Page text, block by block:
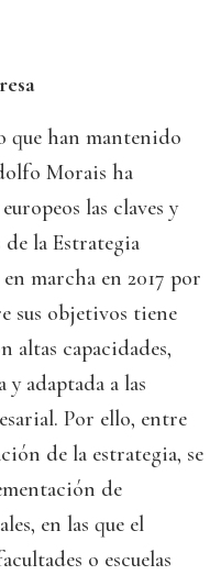
que han mantenido
Morais ha
las claves y
la Estrategia
marcha en 2017 por
sus objetivos tiene
altas capacidades,
adaptada a las
Por ello, entre
de la estrategia, se
de
en las que el
o escuelas